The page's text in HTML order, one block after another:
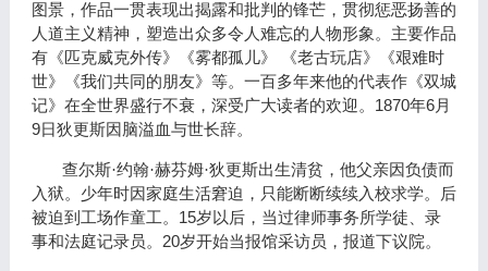
图景，作品一贯表现出揭露和批判的锋芒，贯彻惩恶扬善的
人道主义精神，塑造出众多令人难忘的人物形象。主要作品
有《匹克威克外传》《雾都孤儿》
《老古玩店》《艰难时
世》《我们共同的朋友》等。一百多年来他的代表作《双城
记》在全世界盛行不衰，深受广大读者的欢迎。 1870年6月
9日狄更斯因脑溢血与世长辞。
查尔斯·约翰·赫芬姆·狄更斯出生清贫，他父亲因负债而
入狱。少年时因家庭生活窘迫，只能断断续续入校求学。后
被迫到工场作童工。 15岁以后，当过律师事务所学徒、录
事和法庭记录员。 20岁开始当报馆采访员，报道下议院。